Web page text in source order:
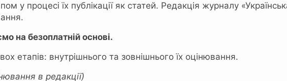
у процесі їх публікації як статей. Редакція журналу
на безоплатній основі.
етапів: внутрішнього та зовнішнього їх оцінювання.
в редакції)